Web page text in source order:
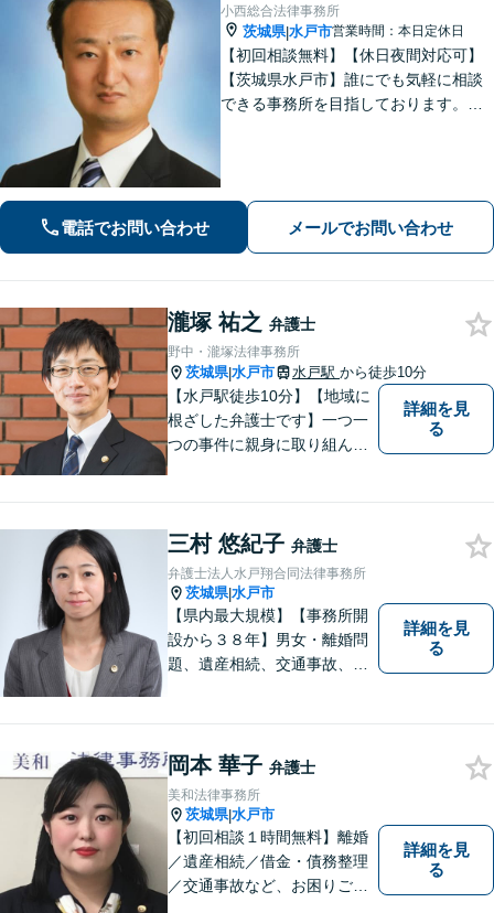
小西総合法律事務所
茨城県|水戸市営業時間：本日定休日
【初回相談無料】【休日夜間対応可】
【茨城県水戸市】誰にでも気軽に相談
できる事務所を目指しております。依
にご相談ください。
電話でお問い合わせ メールでお問い合わせ
瀧塚 祐之 弁護士
野中・瀧塚法律事務所
茨城県|水戸市 水戸駅 から徒歩10分
【水戸駅徒歩10分】【地域に
根ざした弁護士です】一つ一
つの事件に親身に取り組んで
把握した上で、正当な権利を
守るために丁寧な対応を致し
ます。
詳細を見
る
三村 悠紀子 弁護士
弁護士法人水戸翔合同法律事務所
茨城県|水戸市
【県内最大規模】【事務所開
設から３８年】男女・離婚問
題、遺産相続、交通事故、労
りごとがあればお気軽にご相
談ください！お一人おひとり
に誠実に向き合います。
詳細を見
る
岡本 華子 弁護士
美和法律事務所
茨城県|水戸市
【初回相談１時間無料】離婚
／遺産相続／借金・債務整理
／交通事故など、お困りごと
詳細を見
る